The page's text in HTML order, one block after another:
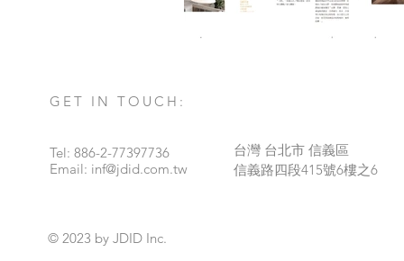
GET IN TOUCH:
Tel: 886-2-77397736
Email: inf@jdid.com.tw
台灣 台北市 信義區
​信義路四段415號6樓之6
© 2023 by JDID Inc.